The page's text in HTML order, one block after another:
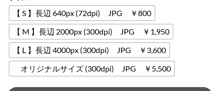
【 S 】長辺 640px (72dpi) JPG ￥800
【 M 】長辺 2000px (300dpi) JPG ￥1,950
【 L 】長辺 4000px (300dpi) JPG ￥3,600
オリジナルサイズ (300dpi) JPG ￥5,500